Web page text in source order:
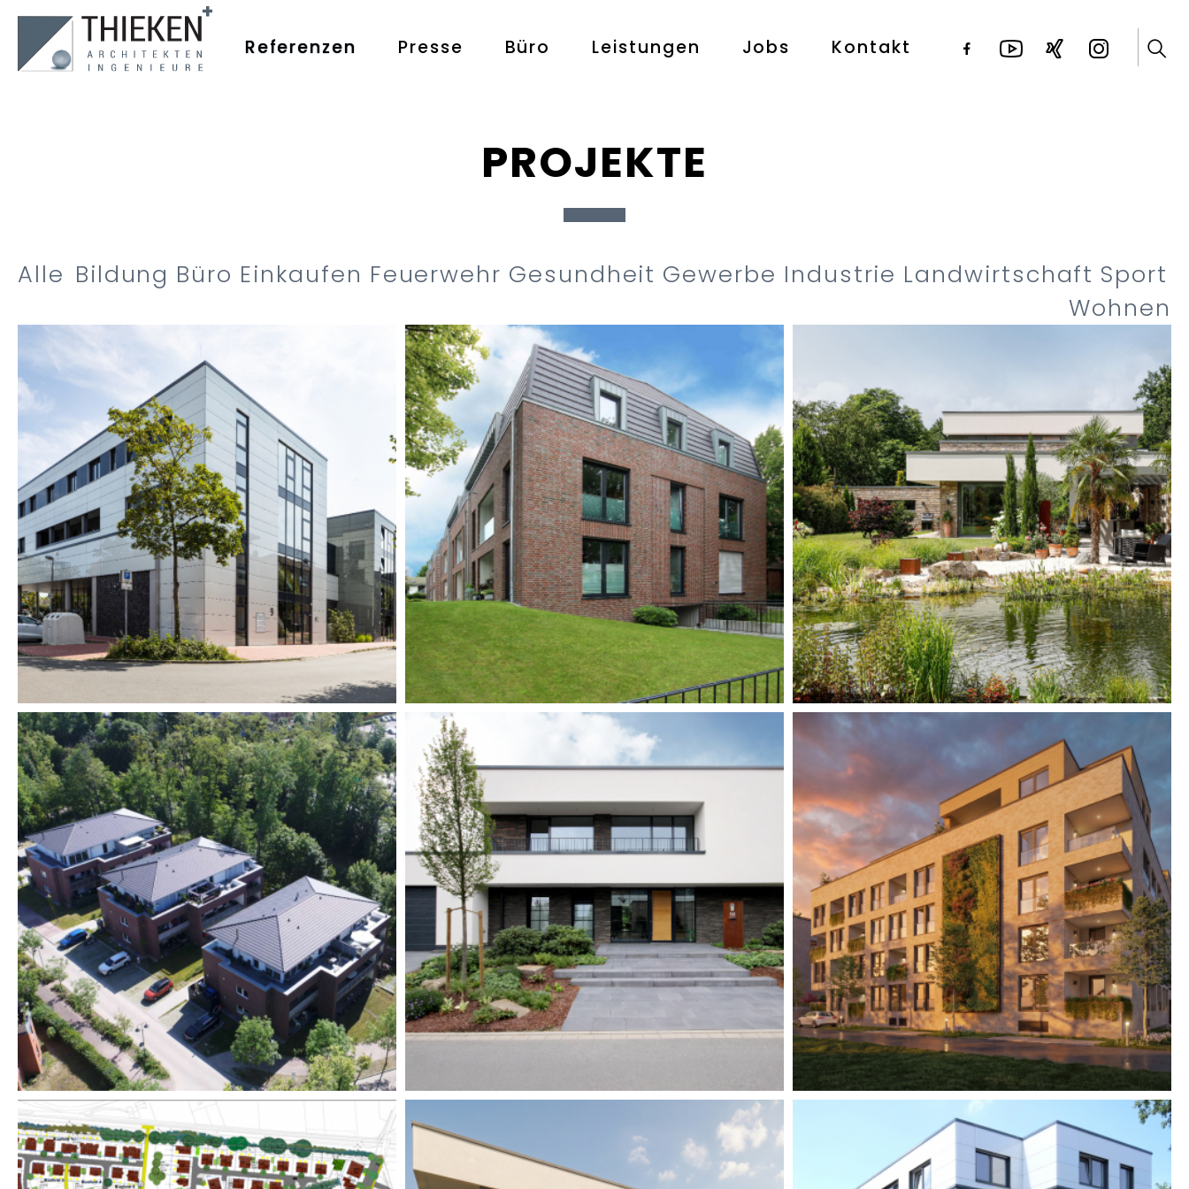
Referenzen Presse Büro Leistungen Jobs Kontakt
PROJEKTE
Alle Bildung Büro Einkaufen Feuerwehr Gesundheit Gewerbe Industrie Landwirtschaft Sport
Wohnen
Errichtung eines
Hybridgebäudes mit
Tiefgarage
Dorsten
Errichtung eines
Mehrfamilienhauses mit 16
Wohneinheiten und
Tiefgarage
Husum
Einfamilienhaus mit
Dreifachgarage und
Einliegerwohnung
Dorsten
Errichtung von drei
Mehrfamilienhäusern mit
jeweils 9 Wohneinheiten
Hennickendorf
Errichtung eines
Einfamilienhauses sowie
einer Garage mit 4
Stellplätzen
Dorsten
Neubau von 2
Mehrfamilienhäusern mit
Tiefgarage
Melle